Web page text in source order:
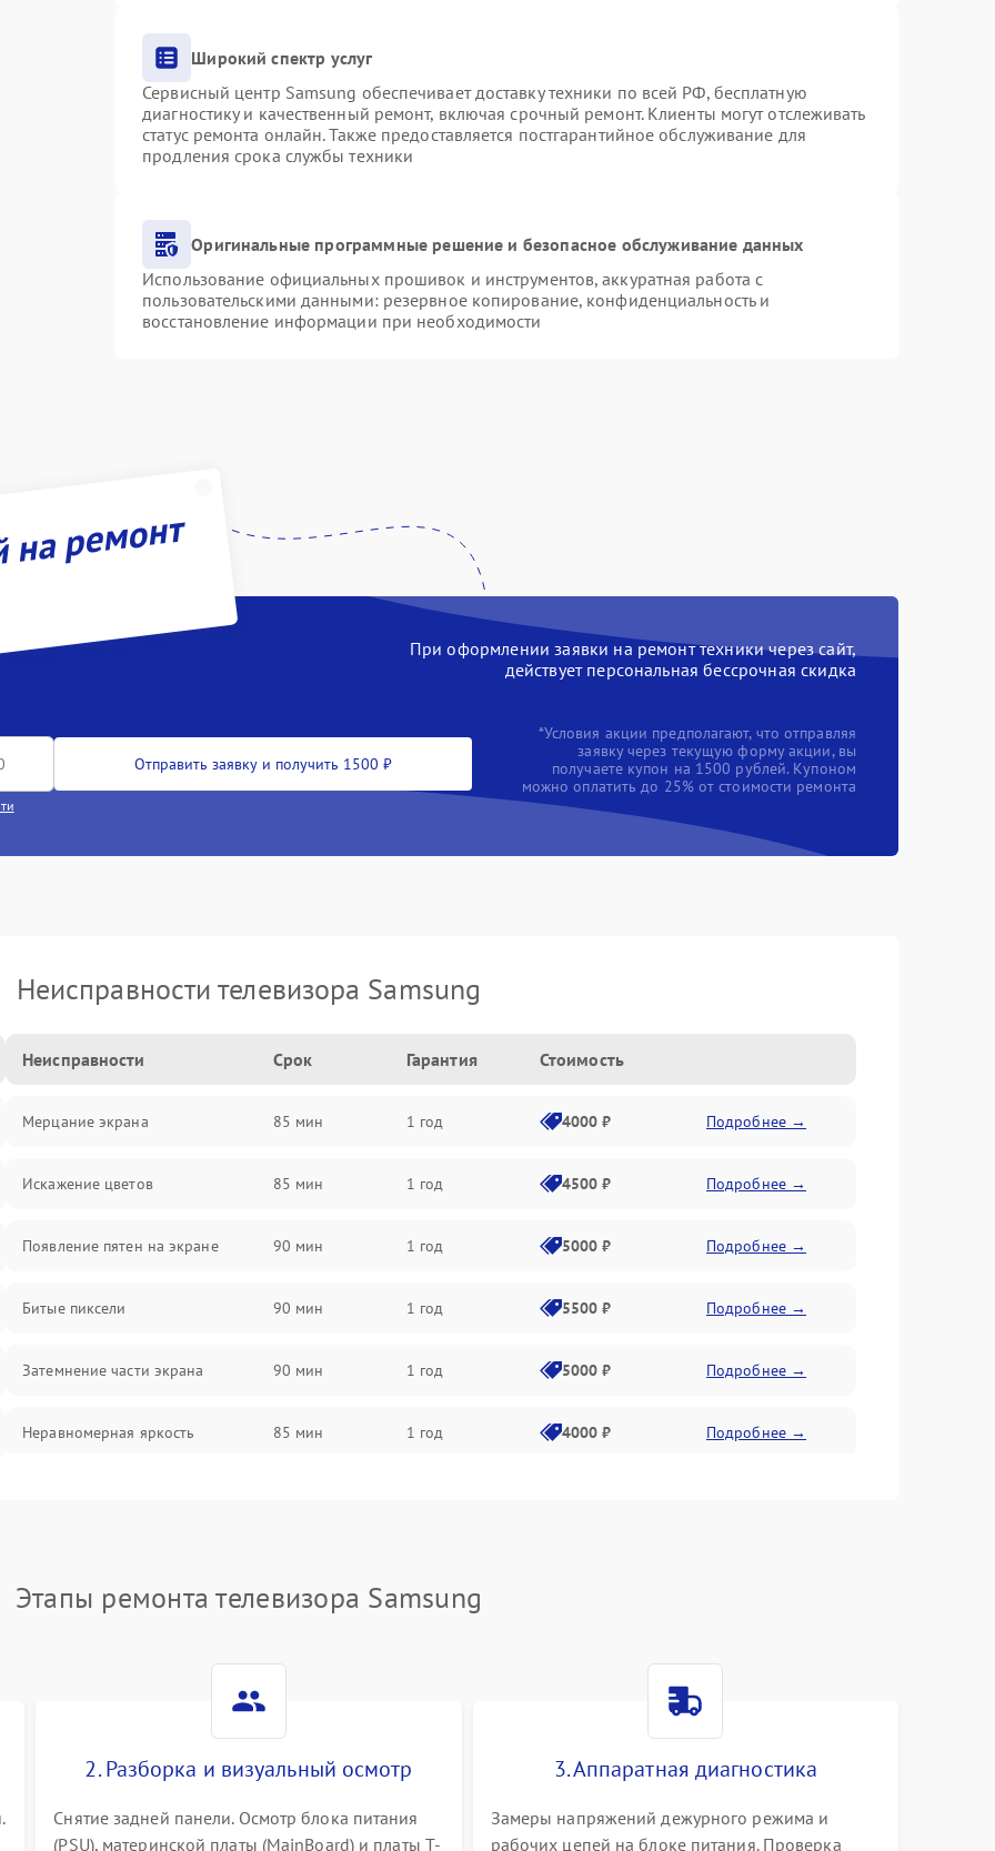
Широкий спектр услуг
Сервисный центр Samsung обеспечивает доставку техники по всей РФ, бесплатную
диагностику и качественный ремонт, включая срочный ремонт. Клиенты могут отслеживать
статус ремонта онлайн. Также предоставляется постгарантийное обслуживание для
продления срока службы техники
Оригинальные программные решение и безопасное обслуживание данных
Использование официальных прошивок и инструментов, аккуратная работа с
пользовательскими данными: резервное копирование, конфиденциальность и
восстановление информации при необходимости
ремонт
При оформлении заявки на ремонт техники через сайт,
действует персональная бессрочная скидка
Отправить заявку и получить 1500 ₽
*Условия акции предполагают, что отправляя
заявку через текущую форму акции, вы
получаете купон на 1500 рублей. Купоном
можно оплатить до 25% от стоимости ремонта
Неисправности телевизора Samsung
Неисправности Срок Гарантия Стоимость
Мерцание экрана 85 мин 1 год 4000 ₽ Подробнее →
Искажение цветов 85 мин 1 год 4500 ₽ Подробнее →
Появление пятен на экране 90 мин 1 год 5000 ₽ Подробнее →
Битые пиксели 90 мин 1 год 5500 ₽ Подробнее →
Затемнение части экрана 90 мин 1 год 5000 ₽ Подробнее →
Неравномерная яркость 85 мин 1 год 4000 ₽ Подробнее →
Этапы ремонта телевизора Samsung
2. Разборка и визуальный осмотр
Снятие задней панели. Осмотр блока питания
(PSU), материнской платы (MainBoard) и платы T-
3. Аппаратная диагностика
Замеры напряжений дежурного режима и
рабочих цепей на блоке питания. Проверка